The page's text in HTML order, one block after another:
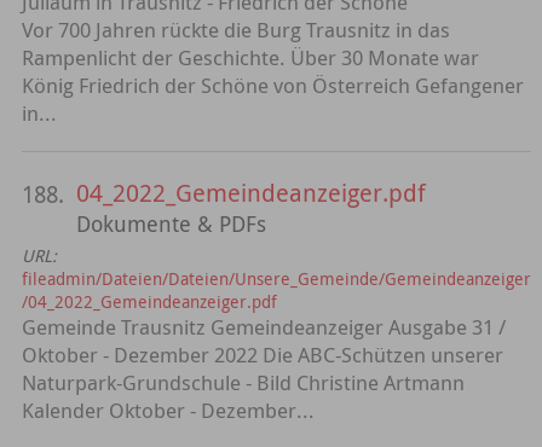
Vor 700 Jahren rückte die Burg Trausnitz in das
Rampenlicht der Geschichte. Über 30 Monate war
König Friedrich der Schöne von Österreich Gefangener
in...
188. 04_2022_Gemeindeanzeiger.pdf
Dokumente & PDFs
URL:
fileadmin/Dateien/Dateien/Unsere_Gemeinde/Gemeindeanzeiger
/04_2022_Gemeindeanzeiger.pdf
Gemeinde Trausnitz Gemeindeanzeiger Ausgabe 31 /
Oktober - Dezember 2022 Die ABC-Schützen unserer
Naturpark-Grundschule - Bild Christine Artmann
Kalender Oktober - Dezember...